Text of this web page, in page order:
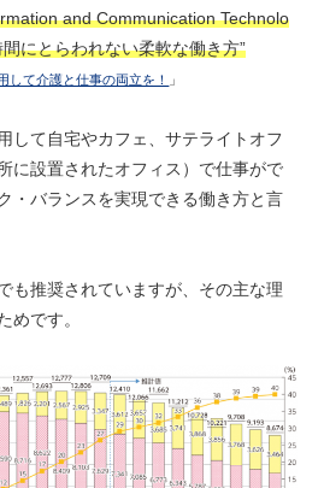
and Communication Technolo
間にとらわれない柔軟な働き方”
して介護と仕事の両立を！ 」
して自宅やカフェ、サテライトオフ
に設置されたオフィス）で仕事がで
・バランスを実現できる働き方と言
も推奨されていますが、その主な理
めです。